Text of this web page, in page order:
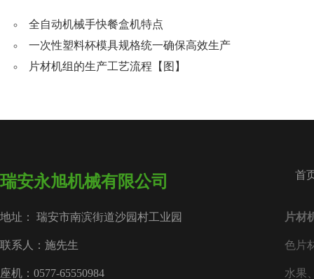
全自动机械手快餐盒机特点
一次性塑料杯模具规格统一确保高效生产
片材机组的生产工艺流程【图】
瑞安永旭机械有限公司
地址： 瑞安市南滨街道沙园村工业园
联系人：施先生
座机：0577-65550984
首
片材
色片
水果